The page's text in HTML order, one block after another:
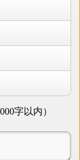
字以内）